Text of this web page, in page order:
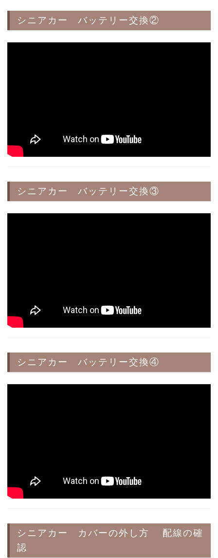
シニアカー バッテリー交換②
シニアカー バッテリー交換③
シニアカー バッテリー交換④
シニアカー カバーの外し方 配線の確
認